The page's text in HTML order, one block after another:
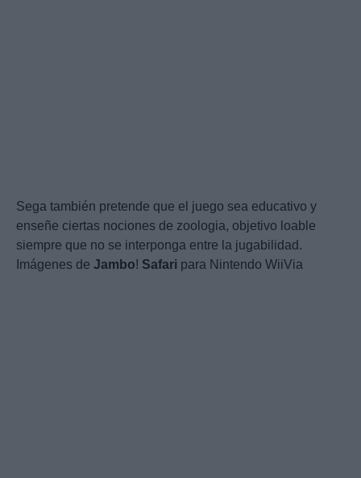
Sega también pretende que el juego sea educativo y
enseñe ciertas nociones de zoologia, objetivo loable
siempre que no se interponga entre la jugabilidad.
Imágenes de Jambo! Safari para Nintendo WiiVia